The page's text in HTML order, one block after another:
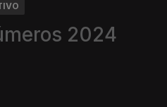
2024